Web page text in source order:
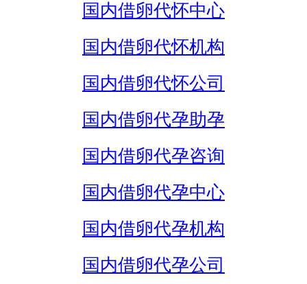
国内借卵代怀中心
国内借卵代怀机构
国内借卵代怀公司
国内借卵代孕助孕
国内借卵代孕咨询
国内借卵代孕中心
国内借卵代孕机构
国内借卵代孕公司